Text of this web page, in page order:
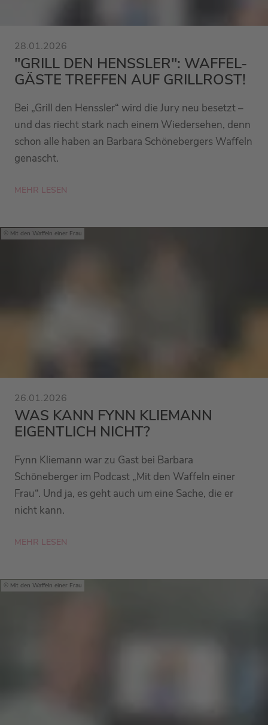
28.01.2026
"GRILL DEN HENSSLER": WAFFEL-
GÄSTE TREFFEN AUF GRILLROST!
Bei „Grill den Henssler“ wird die Jury neu besetzt –
und das riecht stark nach einem Wiedersehen, denn
schon alle haben an Barbara Schönebergers Waffeln
genascht.
MEHR LESEN
Mit den Waffeln einer Frau
26.01.2026
WAS KANN FYNN KLIEMANN
EIGENTLICH NICHT?
Fynn Kliemann war zu Gast bei Barbara
Schöneberger im Podcast „Mit den Waffeln einer
Frau“. Und ja, es geht auch um eine Sache, die er
nicht kann.
MEHR LESEN
Mit den Waffeln einer Frau